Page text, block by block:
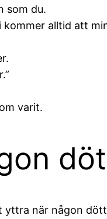
som du.
alltid att
varit.
när någon